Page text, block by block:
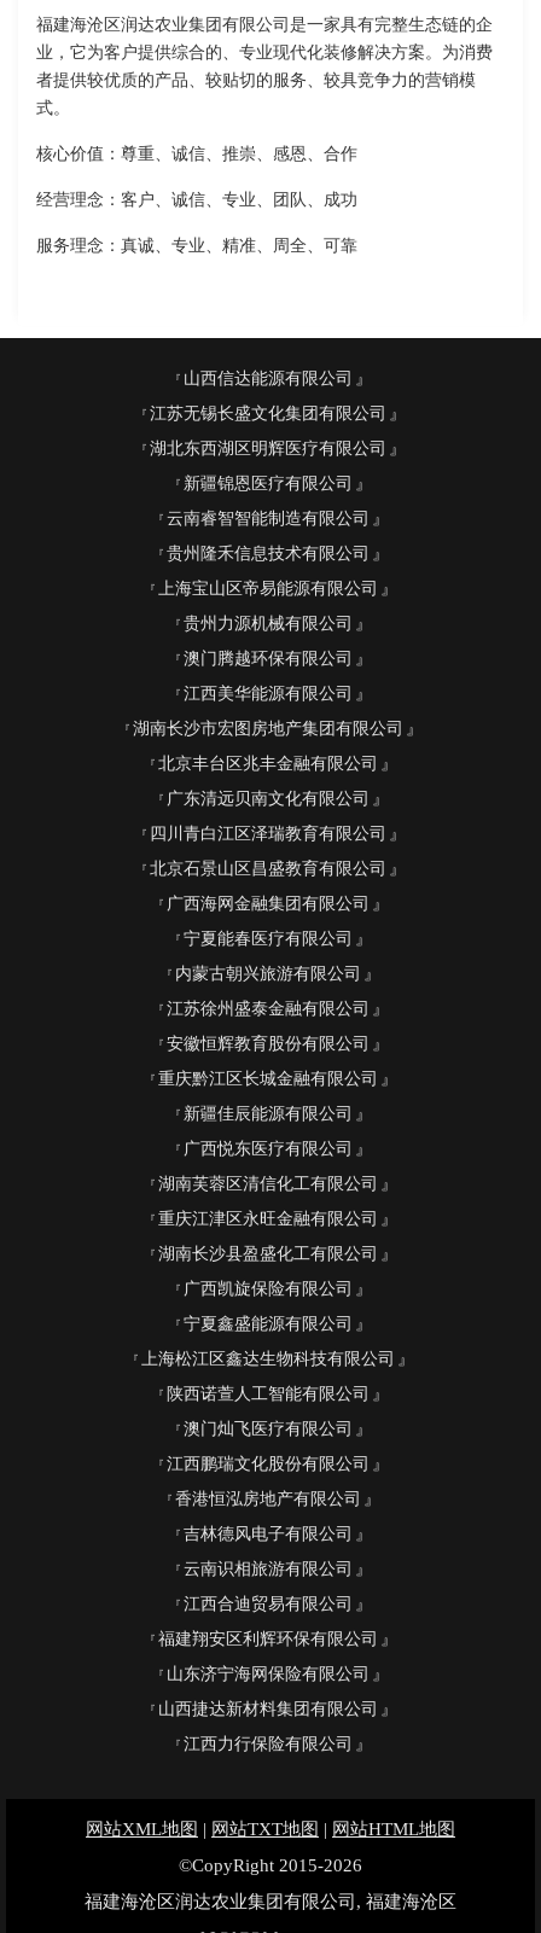
福建海沧区润达农业集团有限公司是一家具有完整生态链的企
业，它为客户提供综合的、专业现代化装修解决方案。为消费
者提供较优质的产品、较贴切的服务、较具竞争力的营销模
式。
核心价值：尊重、诚信、推崇、感恩、合作
经营理念：客户、诚信、专业、团队、成功
服务理念：真诚、专业、精准、周全、可靠
山西信达能源有限公司
江苏无锡长盛文化集团有限公司
湖北东西湖区明辉医疗有限公司
新疆锦恩医疗有限公司
云南睿智智能制造有限公司
贵州隆禾信息技术有限公司
上海宝山区帝易能源有限公司
贵州力源机械有限公司
澳门腾越环保有限公司
江西美华能源有限公司
湖南长沙市宏图房地产集团有限公司
北京丰台区兆丰金融有限公司
广东清远贝南文化有限公司
四川青白江区泽瑞教育有限公司
北京石景山区昌盛教育有限公司
广西海网金融集团有限公司
宁夏能春医疗有限公司
内蒙古朝兴旅游有限公司
江苏徐州盛泰金融有限公司
安徽恒辉教育股份有限公司
重庆黔江区长城金融有限公司
新疆佳辰能源有限公司
广西悦东医疗有限公司
湖南芙蓉区清信化工有限公司
重庆江津区永旺金融有限公司
湖南长沙县盈盛化工有限公司
广西凯旋保险有限公司
宁夏鑫盛能源有限公司
上海松江区鑫达生物科技有限公司
陕西诺萱人工智能有限公司
澳门灿飞医疗有限公司
江西鹏瑞文化股份有限公司
香港恒泓房地产有限公司
吉林德风电子有限公司
云南识相旅游有限公司
江西合迪贸易有限公司
福建翔安区利辉环保有限公司
山东济宁海网保险有限公司
山西捷达新材料集团有限公司
江西力行保险有限公司
网站XML地图 | 网站TXT地图 | 网站HTML地图
©CopyRight 2015-2026
福建海沧区润达农业集团有限公司, 福建海沧区